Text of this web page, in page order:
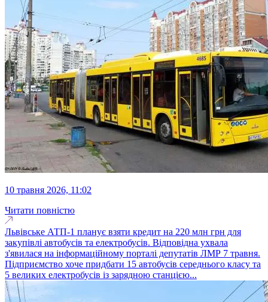
10 травня 2026, 11:02
Читати повністю
Львівське АТП-1 планує взяти кредит на 220 млн грн для
закупівлі автобусів та електробусів. Відповідна ухвала
з'явилася на інформаційному порталі депутатів ЛМР 7 травня.
Підприємство хоче придбати 15 автобусів середнього класу та
5 великих електробусів із зарядною станцією...